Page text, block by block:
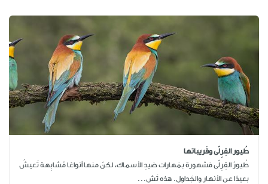
طُيور القِرِلّى وقَريباتها
طُيورُ القِرِلّى مَشهورة بمَهارات صَيدِ الأسماك، لكنّ منها أنواعًا مُشابِهة تَعيشُ
بعيدًا عن الأنهار والجَداوِل. هذه تَش...